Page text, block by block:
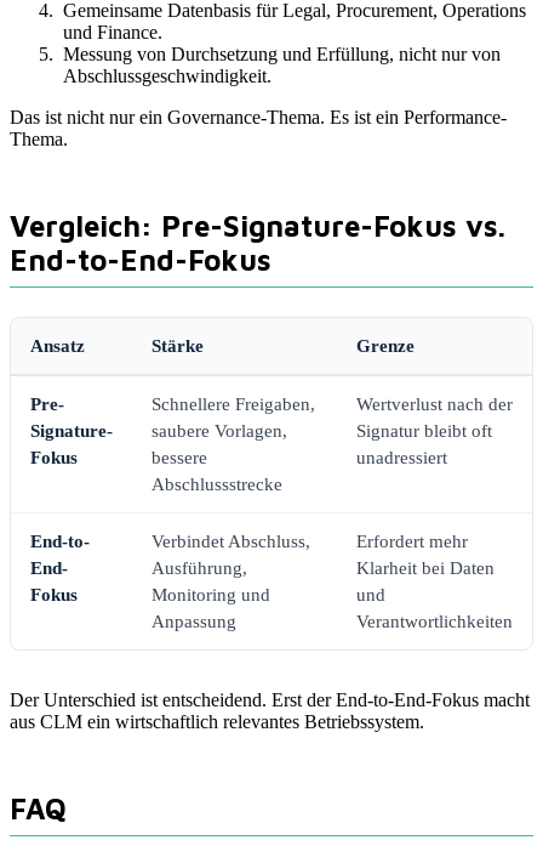
Gemeinsame Datenbasis für Legal, Procurement, Operations
und Finance.
Messung von Durchsetzung und Erfüllung, nicht nur von
Abschlussgeschwindigkeit.
Das ist nicht nur ein Governance-Thema. Es ist ein Performance-
Thema.
Vergleich: Pre-Signature-Fokus vs.
End-to-End-Fokus
Ansatz Stärke Grenze
Pre-
Signature-
Fokus
Schnellere Freigaben,
saubere Vorlagen,
bessere
Abschlussstrecke
Wertverlust nach der
Signatur bleibt oft
unadressiert
End-to-
End-
Fokus
Verbindet Abschluss,
Ausführung,
Monitoring und
Anpassung
Erfordert mehr
Klarheit bei Daten
und
Verantwortlichkeiten
Der Unterschied ist entscheidend. Erst der End-to-End-Fokus macht
aus CLM ein wirtschaftlich relevantes Betriebssystem.
FAQ